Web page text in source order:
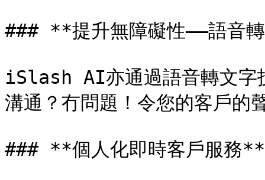
### **提升無障礙性——語音
iSlash AI亦通過語音轉文字
溝通？冇問題！令您的客戶的
### **個人化即時客戶服務**